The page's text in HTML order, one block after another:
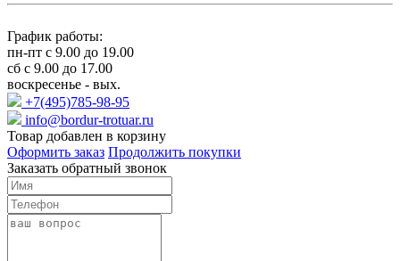
График работы:
пн-пт с 9.00 до 19.00
сб с 9.00 до 17.00
воскресенье - вых.
+7(495)785-98-95
info@bordur-trotuar.ru
Товар добавлен в корзину
Оформить заказ Продолжить покупки
Заказать обратный звонок